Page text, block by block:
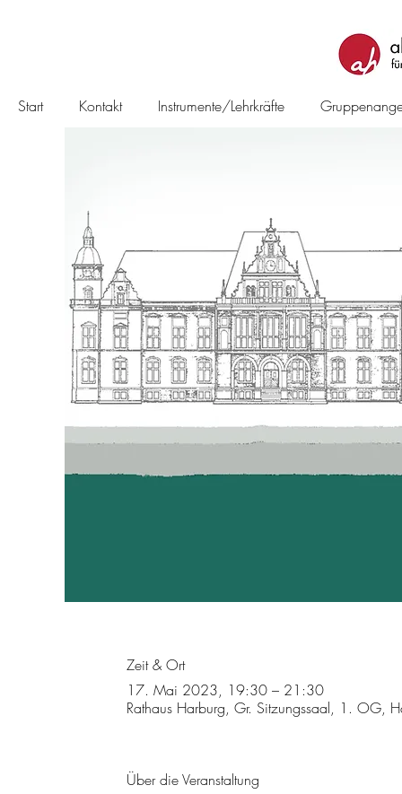
Start Kontakt Instrumente/Lehrkräfte
Zeit & Ort
17. Mai 2023, 19:30 – 21:30
Rathaus Harburg, Gr. Sitzungssaal, 1. OG,
Über die Veranstaltung